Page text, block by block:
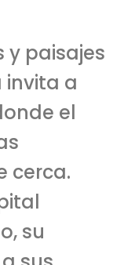
y paisajes
invita a
el
cerca.
su